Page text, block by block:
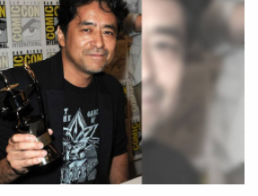
元新台幣。 日本漫畫家高橋和希
在沖
，漂浮於海面上去世〈圖／翻攝自推
能詳的台詞｢翻開覆蓋的陷阱卡」，
型，還有迷因常客｢城之內的下
深刻，粉絲們今下午得知噩耗皆震驚
哀悼高橋和希還有人稱《遊戲王》對
特地帶決鬥盤去了埃及，對其驟逝表
不幸身亡，但他經典的作品將永垂不